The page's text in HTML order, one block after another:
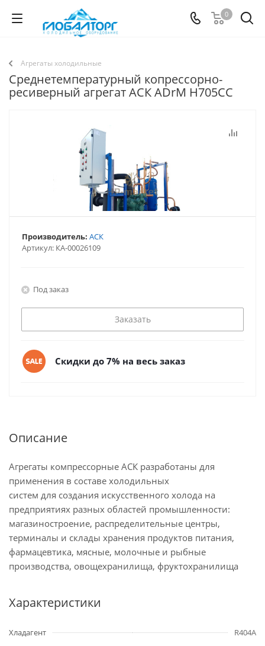
0
Агрегаты холодильные
Среднетемпературный копрессорно-
ресиверный агрегат АСК АDrМ H705CC
Артикул: КА-00026109
Производитель: АСК
Под заказ
Заказать
Скидки до 7% на весь заказ
Описание
Агрегаты компрессорные АСК разработаны для
применения в составе холодильных
систем для создания искусственного холода на
предприятиях разных областей промышленности:
магазиностроение, распределительные центры,
терминалы и склады хранения продуктов питания,
фармацевтика, мясные, молочные и рыбные
производства, овощехранилища, фруктохранилища
Характеристики
Хладагент
R404A